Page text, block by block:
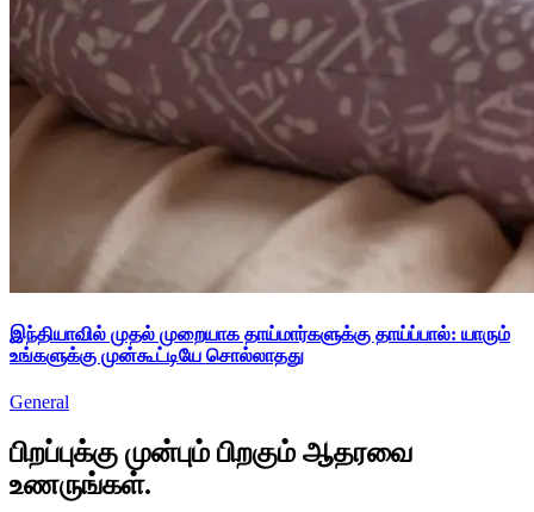
இந்தியாவில் முதல் முறையாக தாய்மார்களுக்கு தாய்ப்பால்: யாரும்
உங்களுக்கு முன்கூட்டியே சொல்லாதது
General
பிறப்புக்கு முன்பும் பிறகும் ஆதரவை
உணருங்கள்.